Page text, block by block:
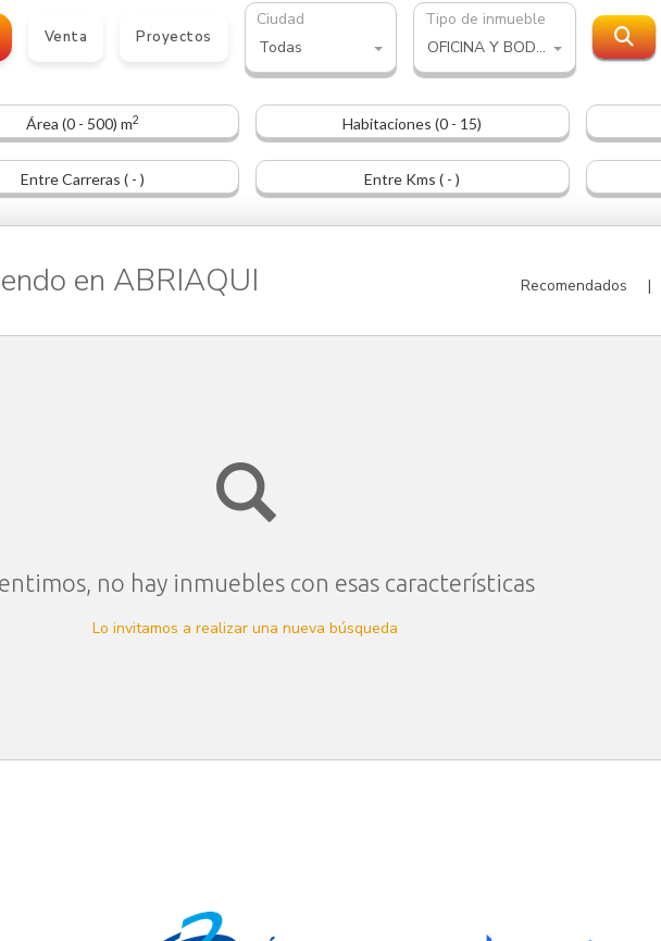
Venta Proyectos
Ciudad
Todas
Tipo de inmueble
OFICINA Y BODEGA
Área (0 - 500) m2 Habitaciones (0 - 15)
Entre Carreras ( - ) Entre Kms ( - )
en ABRIAQUI Recomendados
no hay inmuebles con esas características
Lo invitamos a realizar una nueva búsqueda